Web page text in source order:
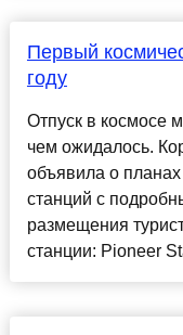
Первый
году
Отпуск в космосе
чем ожидалось.
объявила о
станций с
размещения
станции: Pioneer